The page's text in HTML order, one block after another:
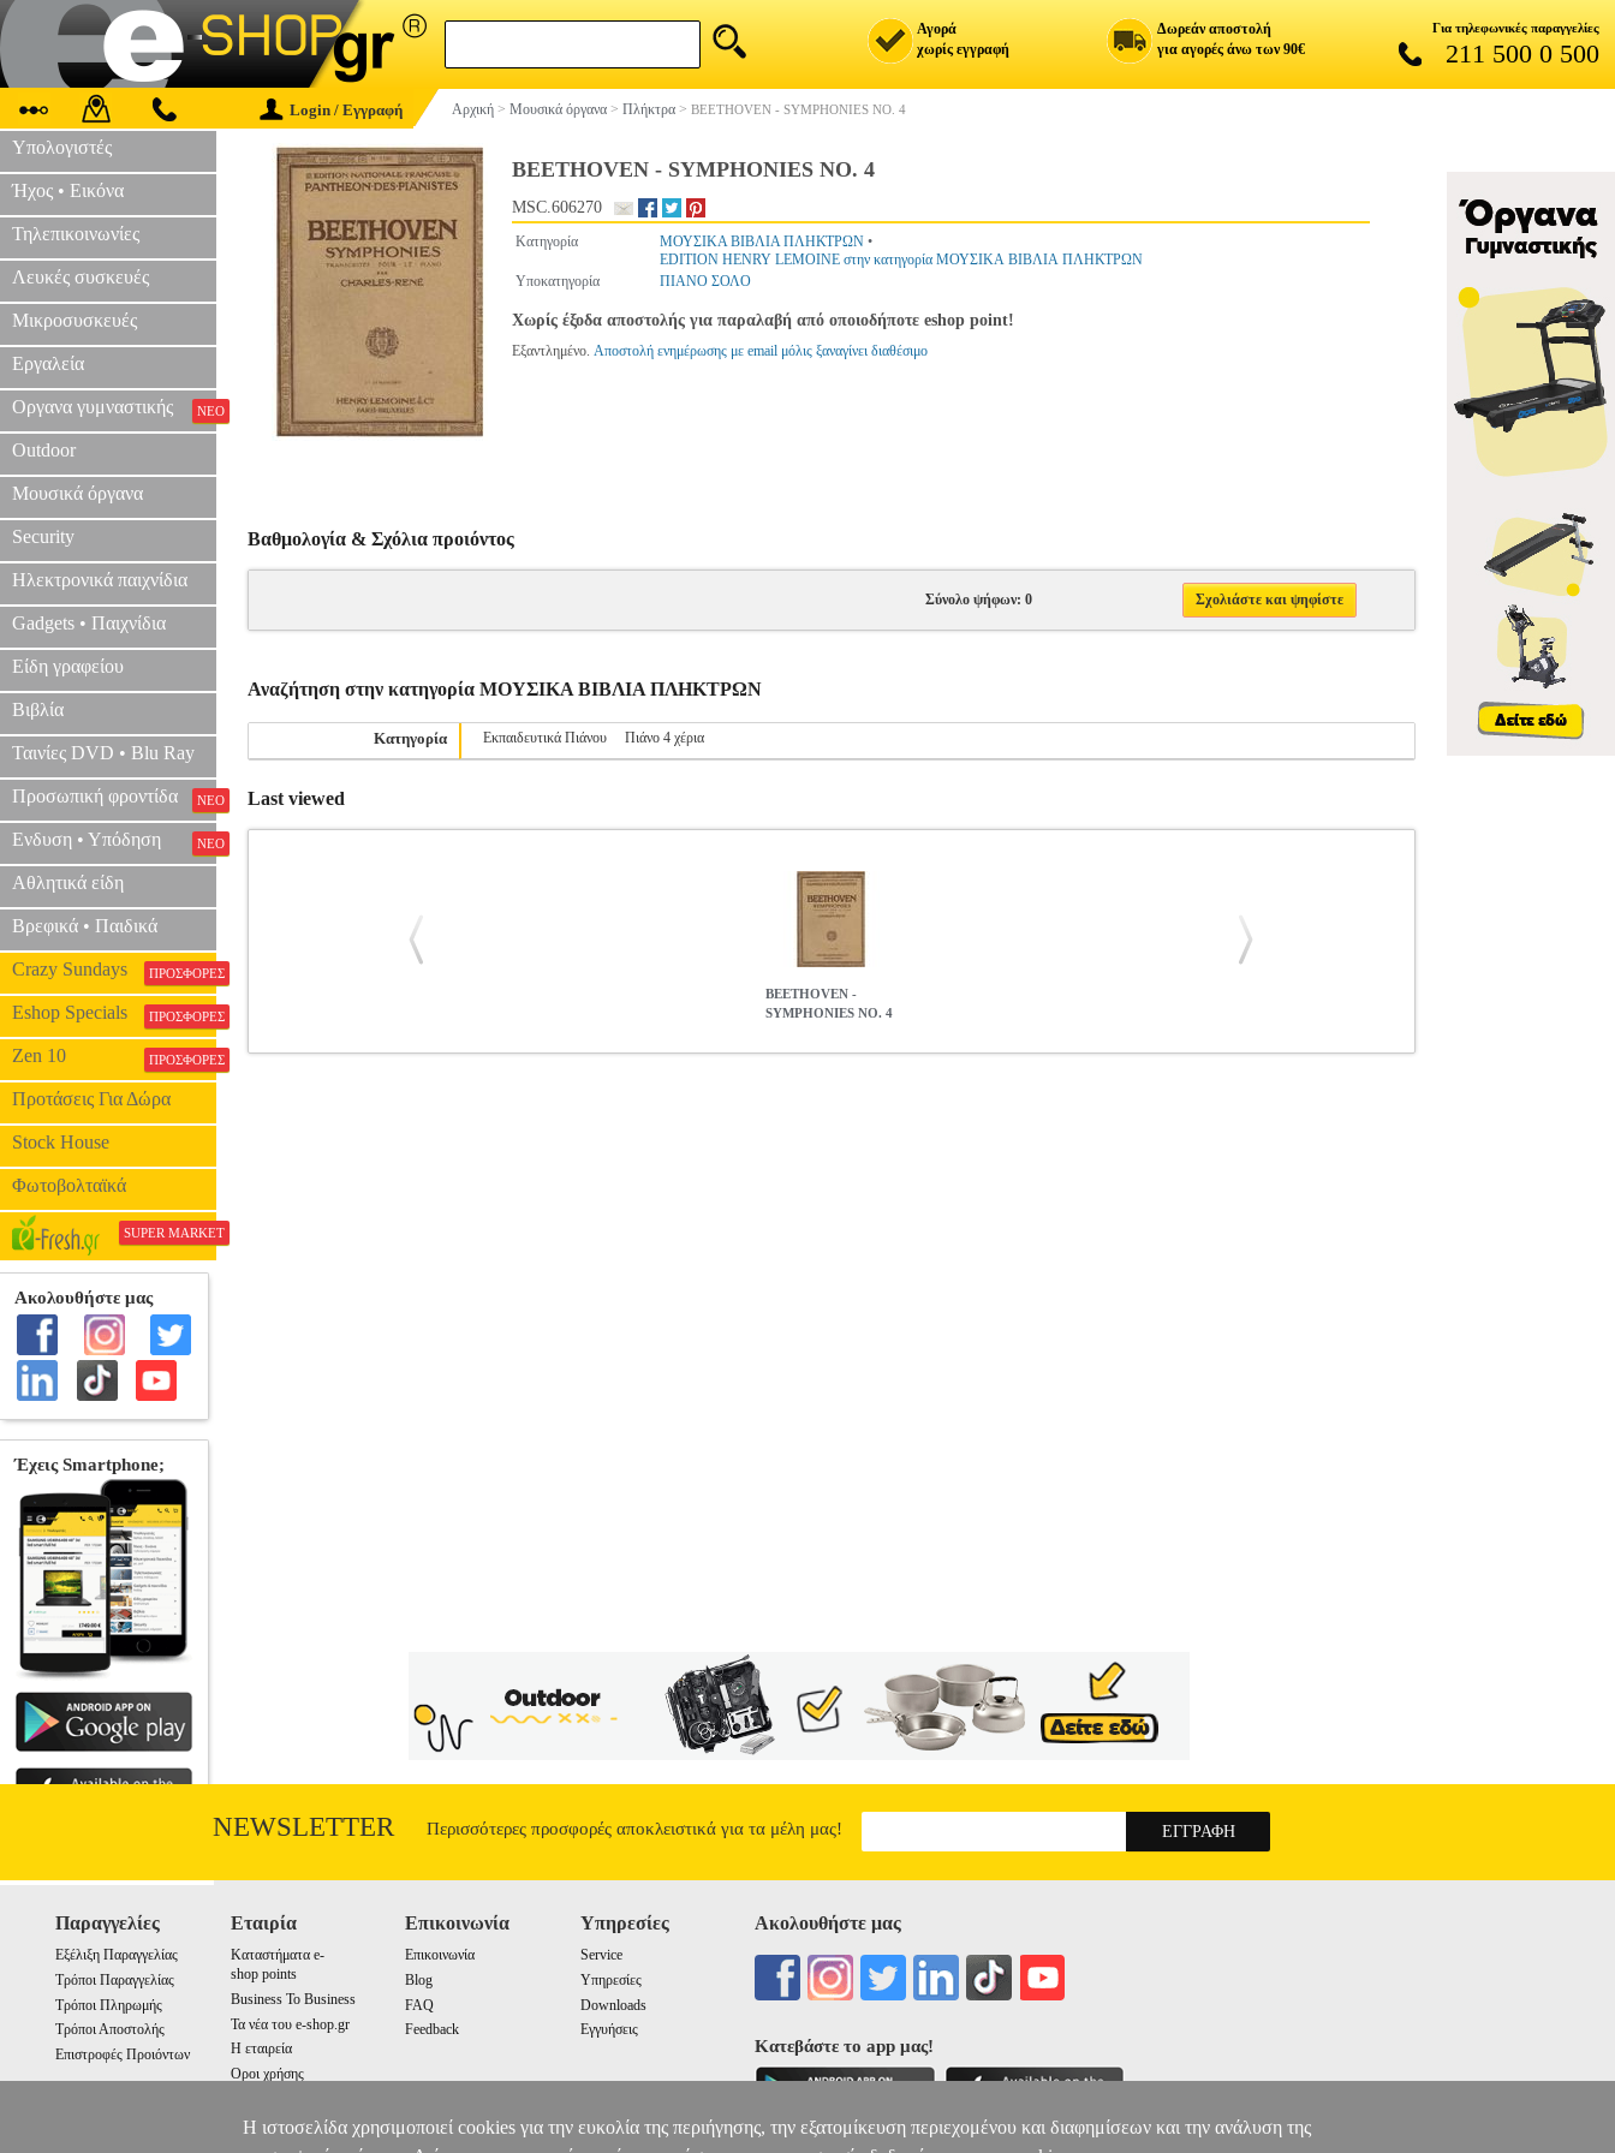
Αγορά
χωρίς εγγραφή
Δωρεάν αποστολή
για αγορές άνω των 90€
Για τηλεφωνικές παραγγελίες
211 500 0 500
Login / Εγγραφή Αρχική > Μουσικά όργανα > Πλήκτρα > BEETHOVEN - SYMPHONIES NO. 4
Υπολογιστές
Ήχος • Εικόνα
Τηλεπικοινωνίες
Λευκές συσκευές
Μικροσυσκευές
Εργαλεία
Οργανα γυμναστικής ΝΕΟ
Outdoor
Μουσικά όργανα
Security
Ηλεκτρονικά παιχνίδια
Gadgets • Παιχνίδια
Είδη γραφείου
Βιβλία
Ταινίες DVD • Blu Ray
Προσωπική φροντίδα ΝΕΟ
Ενδυση • Υπόδηση ΝΕΟ
Αθλητικά είδη
Βρεφικά • Παιδικά
Crazy Sundays ΠΡΟΣΦΟΡΕΣ
Eshop Specials ΠΡΟΣΦΟΡΕΣ
Zen 10 ΠΡΟΣΦΟΡΕΣ
Προτάσεις Για Δώρα
Stock House
Φωτοβολταϊκά
SUPER MARKET
BEETHOVEN - SYMPHONIES NO. 4
MSC.606270
Κατηγορία ΜΟΥΣΙΚΑ ΒΙΒΛΙΑ ΠΛΗΚΤΡΩΝ •
EDITION HENRY LEMOINE στην κατηγορία ΜΟΥΣΙΚΑ ΒΙΒΛΙΑ ΠΛΗΚΤΡΩΝ
Υποκατηγορία
ΠΙΑΝΟ ΣΟΛΟ
Χωρίς έξοδα αποστολής για παραλαβή από οποιοδήποτε eshop point!
Εξαντλημένο. Αποστολή ενημέρωσης με email μόλις ξαναγίνει διαθέσιμο
Βαθμολογία & Σχόλια προιόντος
Σύνολο ψήφων: 0 Σχολιάστε και ψηφίστε
Αναζήτηση στην κατηγορία ΜΟΥΣΙΚΑ ΒΙΒΛΙΑ ΠΛΗΚΤΡΩΝ
Κατηγορία Εκπαιδευτικά Πιάνου Πιάνο 4 χέρια
Last viewed
BEETHOVEN -
SYMPHONIES NO. 4
NEWSLETTER Περισσότερες προσφορές αποκλειστικά για τα μέλη μας!
Παραγγελίες
Εξέλιξη Παραγγελίας
Τρόποι Παραγγελίας
Τρόποι Πληρωμής
Τρόποι Αποστολής
Επιστροφές Προιόντων
Εταιρία
Καταστήματα e-
shop points
Business To Business
Τα νέα του e-shop.gr
Η εταιρεία
Οροι χρήσης
Επικοινωνία
Επικοινωνία
Blog
FAQ
Feedback
Υπηρεσίες
Service
Υπηρεσίες
Downloads
Εγγυήσεις
Ακολουθήστε μας
Κατεβάστε το app μας!
Η ιστοσελίδα χρησιμοποιεί cookies για την ευκολία της περιήγησης, την εξατομίκευση περιεχομένου και διαφημίσεων και την ανάλυση της